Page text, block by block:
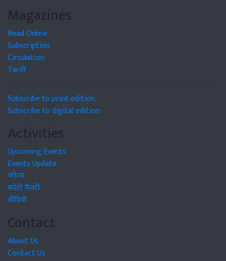
Magazines
Read Online
Subscription
Circulation
Tariff
Subscribe to print edition
Subscribe to digital edition
Activities
Upcoming Events
Events Update
फोरम
फोटो गैलरी
वीडियो
Contact
About Us
Contact Us